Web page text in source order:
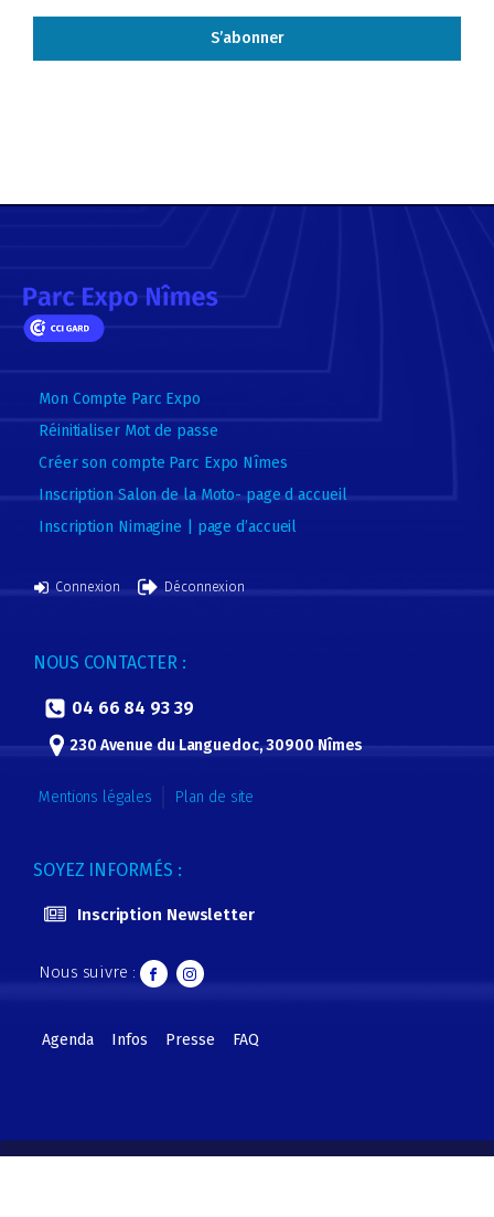
S’abonner
Mon Compte Parc Expo
Réinitialiser Mot de passe
Créer son compte Parc Expo Nîmes
Inscription Salon de la Moto- page d accueil
Inscription Nimagine | page d’accueil
Connexion Déconnexion
NOUS CONTACTER :
04 66 84 93 39
230 Avenue du Languedoc, 30900 Nîmes
Mentions légales Plan de site
SOYEZ INFORMÉS :
Inscription Newsletter
Nous suivre :
Agenda Infos Presse FAQ